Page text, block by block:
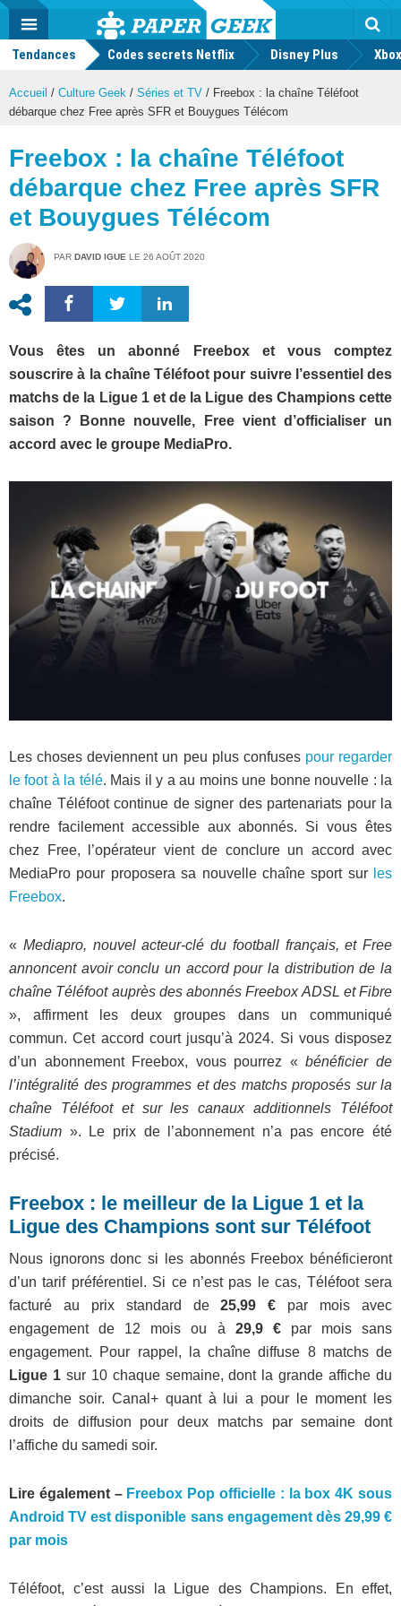
Actu
geek
MENU
Tendances Codes secrets Netflix Disney Plus
Accueil / Culture Geek / Séries et TV / Freebox : la chaîne Téléfoot
débarque chez Free après SFR et Bouygues Télécom
Freebox : la chaîne Téléfoot
débarque chez Free après SFR
et Bouygues Télécom
PAR DAVID IGUE LE 26 AOÛT 2020
Vous êtes un abonné Freebox et vous comptez
souscrire à la chaîne Téléfoot pour suivre l’essentiel des
matchs de la Ligue 1 et de la Ligue des Champions cette
saison ? Bonne nouvelle, Free vient d’officialiser un
accord avec le groupe MediaPro.
Les choses deviennent un peu plus confuses pour regarder
le foot à la télé. Mais il y a au moins une bonne nouvelle : la
chaîne Téléfoot continue de signer des partenariats pour la
rendre facilement accessible aux abonnés. Si vous êtes
chez Free, l’opérateur vient de conclure un accord avec
MediaPro pour proposera sa nouvelle chaîne sport sur les
Freebox.
« Mediapro, nouvel acteur-clé du football français, et Free
annoncent avoir conclu un accord pour la distribution de la
chaîne Téléfoot auprès des abonnés Freebox ADSL et Fibre
», affirment les deux groupes dans un communiqué
commun. Cet accord court jusqu’à 2024. Si vous disposez
d’un abonnement Freebox, vous pourrez «bénéficier de
l’intégralité des programmes et des matchs proposés sur la
chaîne Téléfoot et sur les canaux additionnels Téléfoot
Stadium ». Le prix de l’abonnement n’a pas encore été
précisé.
Freebox : le meilleur de la Ligue 1 et la
Ligue des Champions sont sur Téléfoot
Nous ignorons donc si les abonnés Freebox bénéficieront
d’un tarif préférentiel. Si ce n’est pas le cas, Téléfoot sera
facturé au prix standard de25,99 € par mois avec
engagement de 12 mois ou à 29,9 €par mois sans
engagement. Pour rappel, la chaîne diffuse 8 matchs de
Ligue 1sur 10 chaque semaine, dont la grande affiche du
dimanche soir. Canal+ quant à lui a pour le moment les
droits de diffusion pour deux matchs par semaine dont
l’affiche du samedi soir.
Lire également – Freebox Pop officielle : la box 4K sous
Android TV est disponible sans engagement dès 29,99 €
par mois
Téléfoot, c’est aussi la Ligue des Champions. En effet,
Mode
FacebookTwitter Youtube